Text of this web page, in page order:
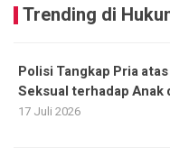
Trending di
Polisi Tangkap Pria
Seksual terhadap Anak
17 Juli 2026